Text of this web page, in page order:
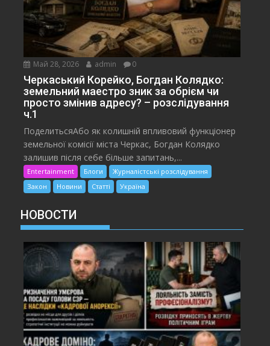
Май 28, 2026 admin 0
Черкаський Корейко, Богдан Колядко:
земельний маестро зник за обрієм чи
просто змінив адресу? – розслідування
ч.1
ПоделитьсяАбо як колишній впливовий функціонер
земельної комісії міста Черкас, Богдан Колядко
залишив після себе більше запитань,...
Entertainment Блоги
Журналістські розслідування
Закон
Новини Статті Україна
НОВОСТИ